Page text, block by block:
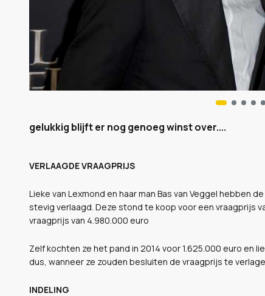
gelukkig blijft er nog genoeg winst over....
VERLAAGDE VRAAGPRIJS
Lieke van Lexmond en haar man Bas van Veggel hebben
stevig verlaagd. Deze stond te koop voor een vraagprijs
vraagprijs van 4.980.000 euro
Zelf kochten ze het pand in 2014 voor 1.625.000 euro en
dus, wanneer ze zouden besluiten de vraagprijs te
INDELING